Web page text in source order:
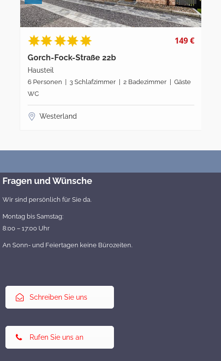
149 €
Gorch-Fock-Straße 22b
Hausteil
6 Personen | 3 Schlafzimmer | 2 Badezimmer | Gäste
WC
Westerland
Fragen und Wünsche
Wir sind persönlich für Sie da.
Montag bis Samstag:
8:00 – 17:00 Uhr
An Sonn- und Feiertagen keine Bürozeiten.
Schreiben Sie uns
Rufen Sie uns an